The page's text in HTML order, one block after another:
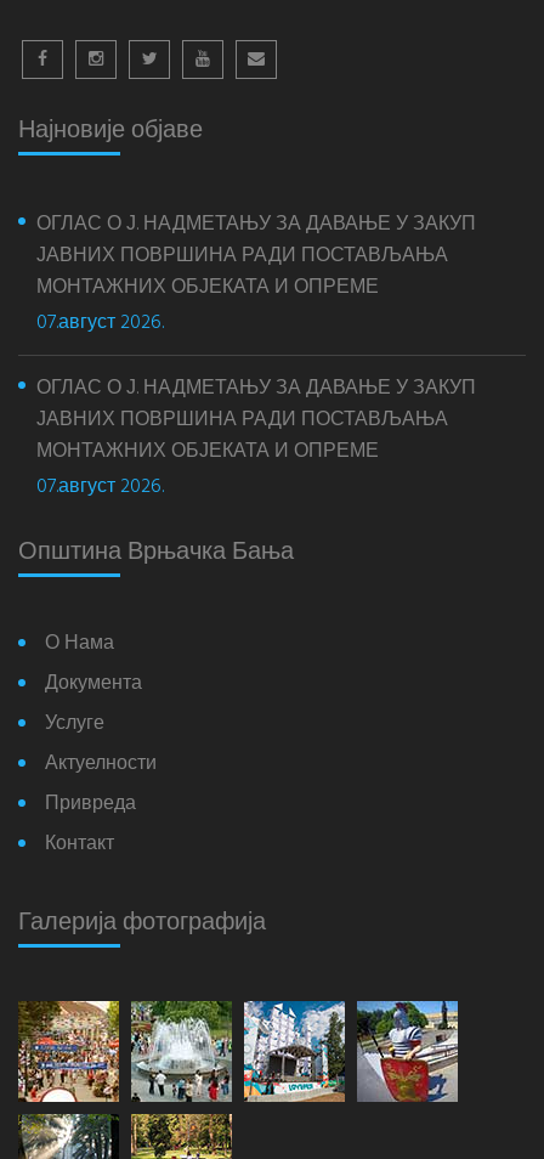
Најновије објаве
ОГЛАС О Ј. НАДМЕТАЊУ ЗА ДАВАЊЕ У ЗАКУП
ЈАВНИХ ПОВРШИНА РАДИ ПОСТАВЉАЊА
МОНТАЖНИХ ОБЈЕКАТА И ОПРЕМЕ
07.август 2026.
ОГЛАС О Ј. НАДМЕТАЊУ ЗА ДАВАЊЕ У ЗАКУП
ЈАВНИХ ПОВРШИНА РАДИ ПОСТАВЉАЊА
МОНТАЖНИХ ОБЈЕКАТА И ОПРЕМЕ
07.август 2026.
Општина Врњачка Бања
О Нама
Документа
Услуге
Актуелности
Привреда
Контакт
Галерија фотографија